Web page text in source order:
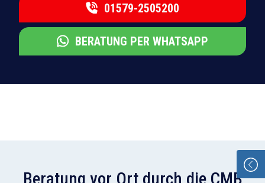
01579-2505200
BERATUNG PER WHATSAPP
Beratung vor Ort durch die CMB